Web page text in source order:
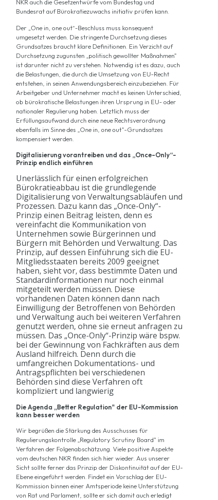
NKR auch die Gesetzentwürfe vom Bundestag und
Bundesrat auf Bürokratiezuwachs initiativ prüfen kann.
Der „One in, one out“-Beschluss muss konsequent
umgesetzt werden. Die stringente Durchsetzung dieses
Grundsatzes braucht klare Definitionen. Ein Verzicht auf
Durchsetzung zugunsten „politisch gewollter Maßnahmen"
ist darunter nicht zu verstehen. Notwendig ist es dazu, auch
die Belastungen, die durch die Umsetzung von EU-Recht
entstehen, in seinen Anwendungsbereich einzubeziehen. Für
Arbeitgeber und Unternehmer macht es keinen Unterschied,
ob bürokratische Belastungen ihren Ursprung in EU- oder
nationaler Regulierung haben. Letztlich muss der
Erfüllungsaufwand durch eine neue Rechtsverordnung
ebenfalls im Sinne des „One in, one out"-Grundsatzes
kompensiert werden.
Digitalisierung vorantreiben und das „Once-Only“-
Prinzip endlich einführen
Unerlässlich für einen erfolgreichen
Bürokratieabbau ist die grundlegende
Digitalisierung von Verwaltungsabläufen und
Prozessen. Dazu kann das „Once-Only“-
Prinzip einen Beitrag leisten, denn es
vereinfacht die Kommunikation von
Unternehmen sowie Bürgerinnen und
Bürgern mit Behörden und Verwaltung. Das
Prinzip, auf dessen Einführung sich die EU-
Mitgliedsstaaten bereits 2009 geeignet
haben, sieht vor, dass bestimmte Daten und
Standardinformationen nur noch einmal
mitgeteilt werden müssen. Diese
vorhandenen Daten können dann nach
Einwilligung der Betroffenen von Behörden
und Verwaltung auch bei weiteren Verfahren
genutzt werden, ohne sie erneut anfragen zu
müssen. Das „Once-Only“-Prinzip wäre bspw.
bei der Gewinnung von Fachkräften aus dem
Ausland hilfreich. Denn durch die
umfangreichen Dokumentations- und
Antragspflichten bei verschiedenen
Behörden sind diese Verfahren oft
kompliziert und langwierig
Die Agenda „Better Regulation" der EU-Kommission
kann besser werden
Wir begrüßen die Stärkung des Ausschusses für
Regulierungskontrolle „Regulatory Scrutiny Board" im
Verfahren der Folgenabschätzung. Viele positive Aspekte
vom deutschen NKR finden sich hier wieder. Aus unserer
Sicht sollte ferner das Prinzip der Diskontinuität auf der EU-
Ebene eingeführt werden. Findet ein Vorschlag der EU-
Kommission binnen einer Amtsperiode keine Unterstützung
von Rat und Parlament, sollte er sich damit auch erledigt